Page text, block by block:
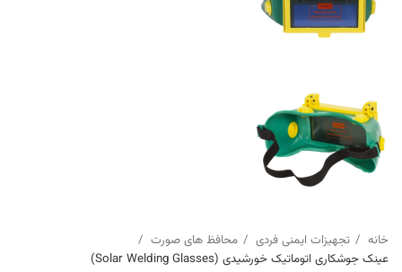
خانه تجهیزات ایمنی فردی
محافظ های صورت
عینک جوشکاری اتوماتیک خورشیدی (Solar Welding Glasses)